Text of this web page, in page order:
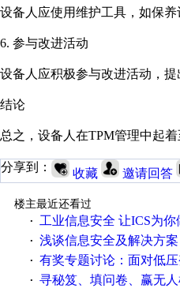
设备人应使用维护工具，如保
6. 参与改进活动
设备人应积极参与改进活动，
结论
总之，设备人在TPM管理中起
分享到： 收藏 邀请回答
楼主最近还看过
·
工业信息安全 让ICS为你
· 浅谈信息安全及解决方案
· 有奖专题讨论：面对低压变频故障，老手是
· 寻秘笈、填问卷、赢无